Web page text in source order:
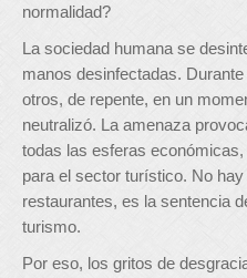
normalidad?
La sociedad humana se
manos desinfectadas.
otros, de repente, en un
neutralizó. La amenaza
todas las esferas
para el sector turístico. No
restaurantes, es la sentencia
turismo.
Por eso, los gritos de